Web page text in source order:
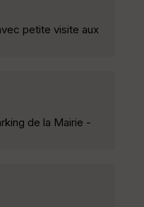
petite visite aux
de la Mairie -